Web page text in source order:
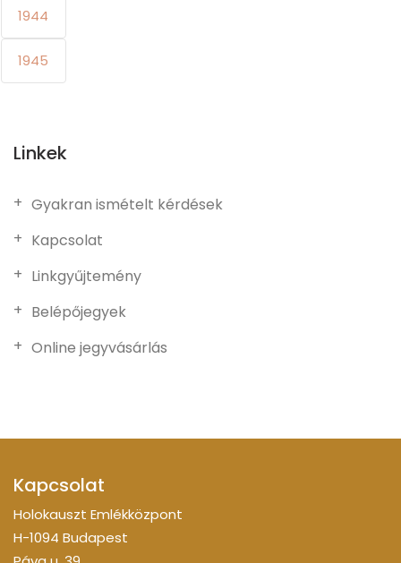
1944
1945
Linkek
Gyakran ismételt kérdések
Kapcsolat
Linkgyűjtemény
Belépőjegyek
Online jegyvásárlás
Kapcsolat
Holokauszt Emlékközpont
H-1094 Budapest